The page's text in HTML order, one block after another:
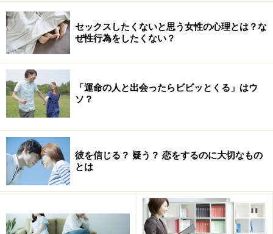
いたかったんだもの」と言えばいいだけかもしれません
し、彼氏からの「会いたかったよ。寂しい想いをさせて
ごめんね」の一言だけで、簡単に心穏やかになれるかも
しれませんよね。
次のページから、本当の原因（内的要因）について、考
えていきましょう。
※記事内容は執筆時点のものです。最新の内容をご確認くださ
い。
次のページへ
セックスしたくないと思う女性の心理とは？な
ぜ性行為をしたくない？
「運命の人と出会ったらビビッとくる」はウ
ソ？
彼を信じる？ 疑う？ 恋をするのに大切なもの
とは